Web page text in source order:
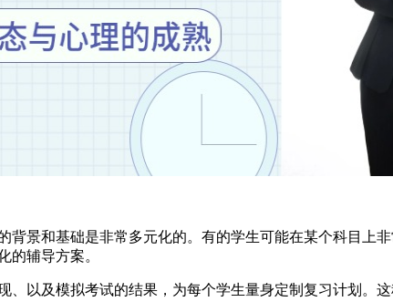
和基础是非常多元化的。有的学生可能在某个科目上
的辅导方案。
、以及模拟考试的结果，为每个学生量身定制复习计划。